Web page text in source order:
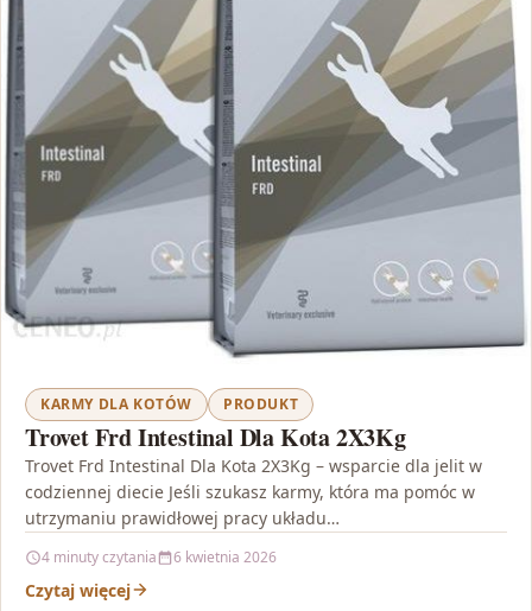
KARMY DLA KOTÓW PRODUKT
Trovet Frd Intestinal Dla Kota 2X3Kg
Trovet Frd Intestinal Dla Kota 2X3Kg – wsparcie dla jelit w
codziennej diecie Jeśli szukasz karmy, która ma pomóc w
utrzymaniu prawidłowej pracy układu…
4 minuty czytania 6 kwietnia 2026
Czytaj więcej